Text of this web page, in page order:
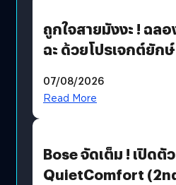
ถูกใจสายมังงะ ! ฉล
ฉะ ด้วยโปรเจกต์ยัก
มีภาษาไทยด้วย
07/08/2026
Read More
Bose จัดเต็ม ! เปิดตัว
QuietComfort